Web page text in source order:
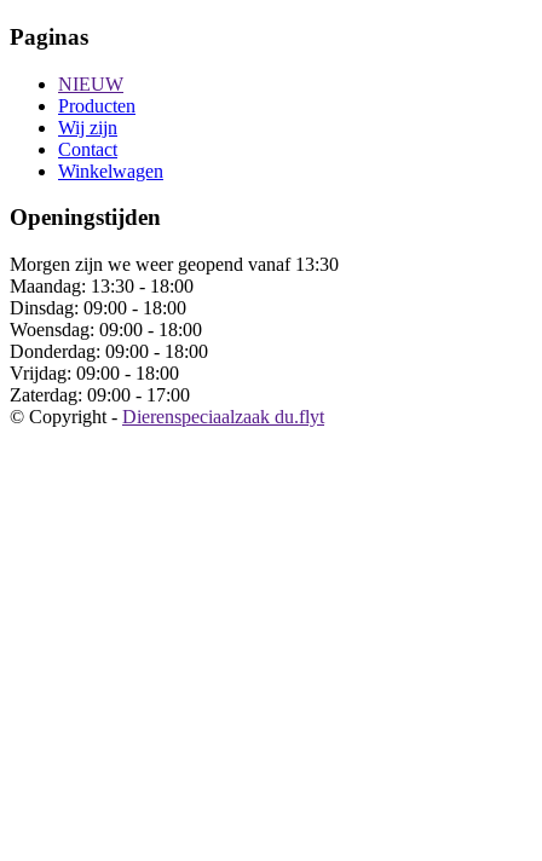
Paginas
NIEUW
Producten
Wij zijn
Contact
Winkelwagen
Openingstijden
Morgen zijn we weer geopend vanaf 13:30
Maandag: 13:30 - 18:00
Dinsdag: 09:00 - 18:00
Woensdag: 09:00 - 18:00
Donderdag: 09:00 - 18:00
Vrijdag: 09:00 - 18:00
Zaterdag: 09:00 - 17:00
© Copyright - Dierenspeciaalzaak du.flyt